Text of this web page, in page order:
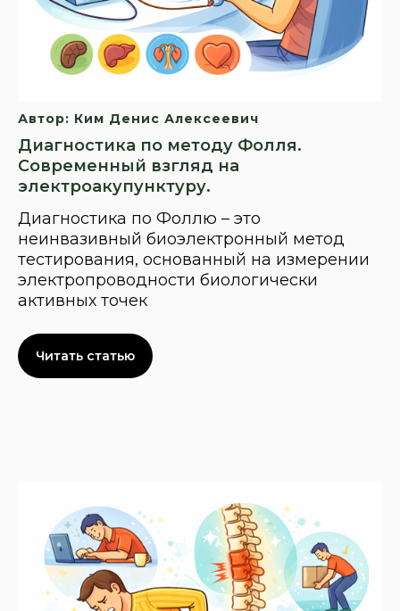
Автор: Ким Денис Алексеевич
Диагностика по методу Фолля.
Современный взгляд на
электроакупунктуру.
Диагностика по Фоллю – это
неинвазивный биоэлектронный метод
тестирования, основанный на измерении
электропроводности биологически
активных точек
Читать статью